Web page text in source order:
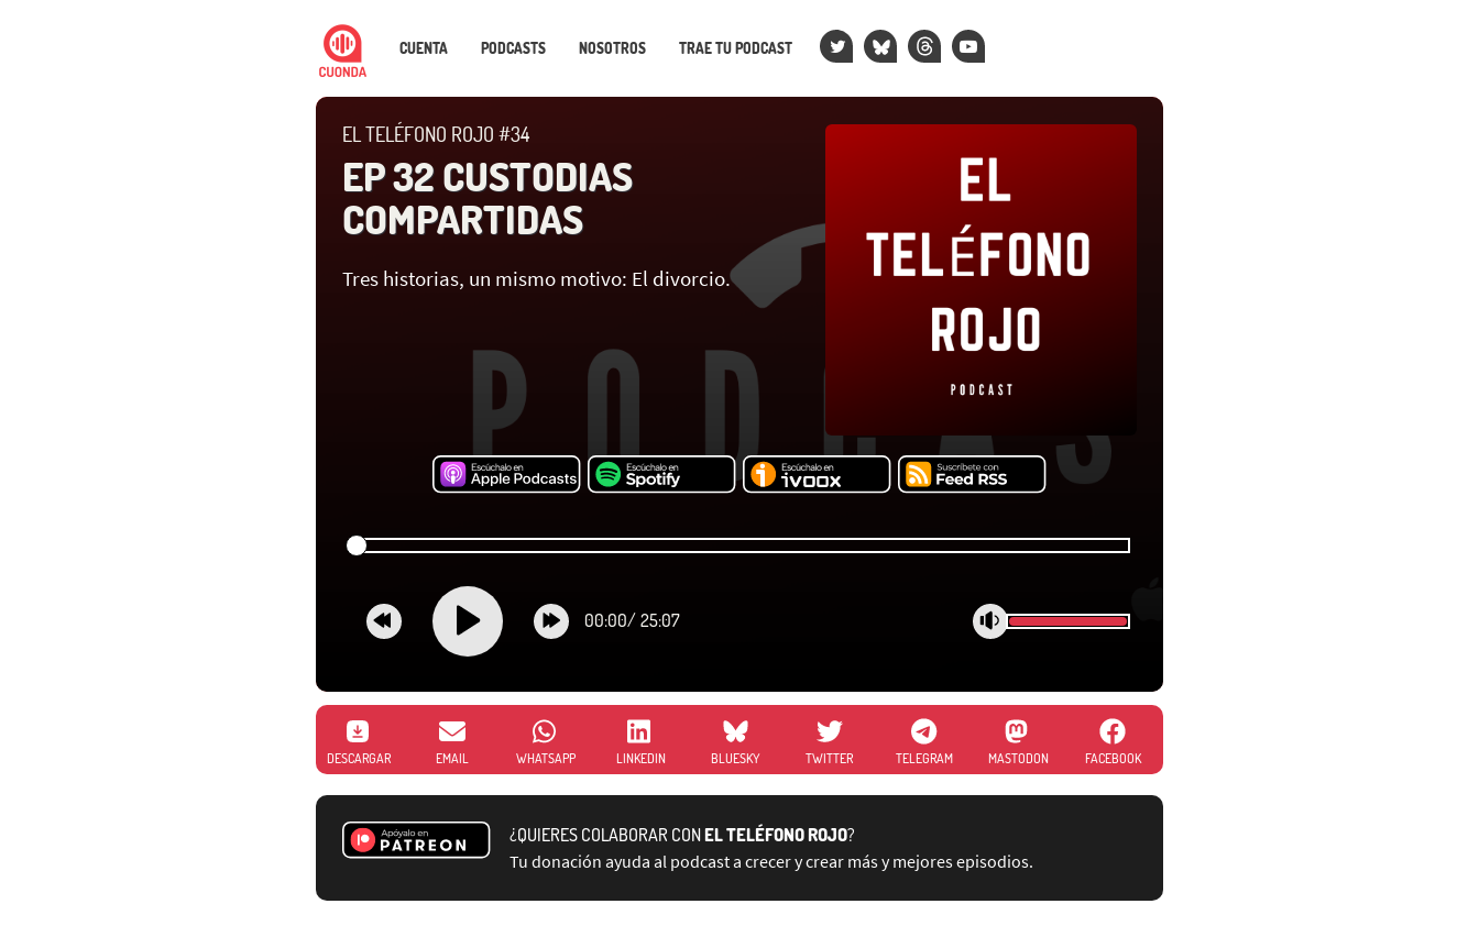
CUENTA PODCASTS NOSOTROS TRAE TU PODCAST
EL TELÉFONO ROJO #34
EP 32 CUSTODIAS
COMPARTIDAS
Tres historias, un mismo motivo: El divorcio.
00:00/ 25:07
DESCARGAR EMAIL WHATSAPP LINKEDIN BLUESKY TWITTER TELEGRAM MASTODON FACEBOOK
¿QUIERES COLABORAR CONEL TELÉFONO ROJO?
Tu donación ayuda al podcast a crecer y crear más y mejores episodios.